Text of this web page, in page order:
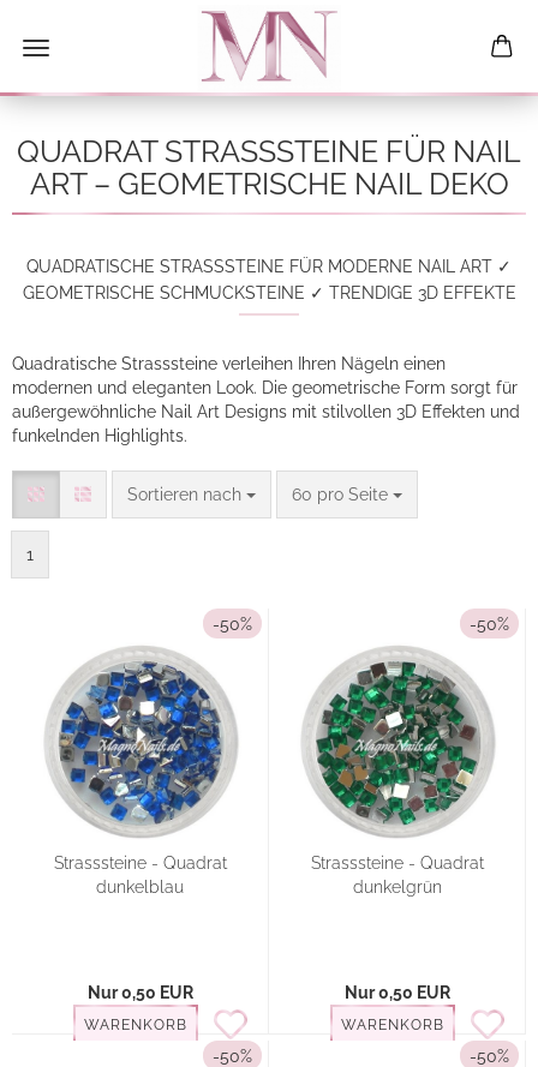
QUADRAT STRASSSTEINE FÜR NAIL
ART – GEOMETRISCHE NAIL DEKO
QUADRATISCHE STRASSSTEINE FÜR MODERNE NAIL ART ✓
GEOMETRISCHE SCHMUCKSTEINE ✓ TRENDIGE 3D EFFEKTE
Quadratische Strasssteine verleihen Ihren Nägeln einen
modernen und eleganten Look. Die geometrische Form sorgt für
außergewöhnliche Nail Art Designs mit stilvollen 3D Effekten und
funkelnden Highlights.
Sortieren nach
Sortieren nach 60 pro Seite
pro Seite
1
-50%
Strasssteine - Quadrat
dunkelblau
Nur 0,50 EUR
WARENKORB
-50%
Strasssteine - Quadrat
dunkelgrün
Nur 0,50 EUR
WARENKORB
-50% -50%